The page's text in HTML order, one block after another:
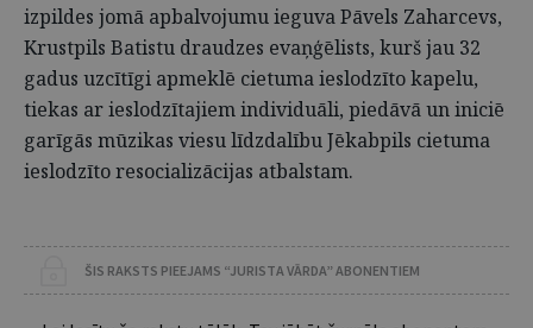
izpildes jomā apbalvojumu ieguva Pāvels Zaharcevs,
Krustpils Batistu draudzes evaņģēlists, kurš jau 32
gadus uzcītīgi apmeklē cietuma ieslodzīto kapelu,
tiekas ar ieslodzītajiem individuāli, piedāvā un iniciē
garīgās mūzikas viesu līdzdalību Jēkabpils cietuma
ieslodzīto resocializācijas atbalstam.
ŠIS RAKSTS PIEEJAMS “JURISTA VĀRDA” ABONENTIEM